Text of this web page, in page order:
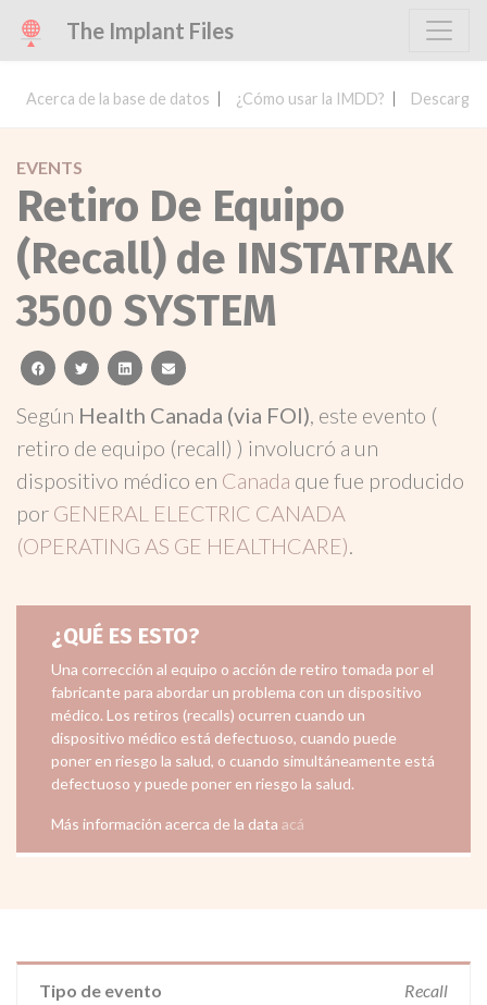
The Implant Files
Acerca de la base de datos ¿Cómo usar la IMDD? Descargar
EVENTS
Retiro De Equipo
(Recall) de INSTATRAK
3500 SYSTEM
facebooktwitterlinkedinemail
Según Health Canada (via FOI), este evento (
retiro de equipo (recall) ) involucró a un
dispositivo médico en Canada que fue producido
por GENERAL ELECTRIC CANADA
(OPERATING AS GE HEALTHCARE).
¿QUÉ ES ESTO?
Una corrección al equipo o acción de retiro tomada por el
fabricante para abordar un problema con un dispositivo
médico. Los retiros (recalls) ocurren cuando un
dispositivo médico está defectuoso, cuando puede
poner en riesgo la salud, o cuando simultáneamente está
defectuoso y puede poner en riesgo la salud.
Más información acerca de la data acá
Tipo de evento Recall